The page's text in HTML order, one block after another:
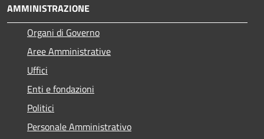
AMMINISTRAZIONE
Organi di Governo
Aree Amministrative
Uffici
Enti e fondazioni
Politici
Personale Amministrativo